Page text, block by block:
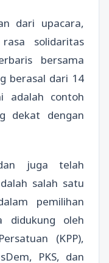
dari upacara,
solidaritas
bersama
berasal dari 14
adalah contoh
dekat dengan
juga telah
salah satu
pemilihan
didukung oleh
(KPP),
PKS, dan